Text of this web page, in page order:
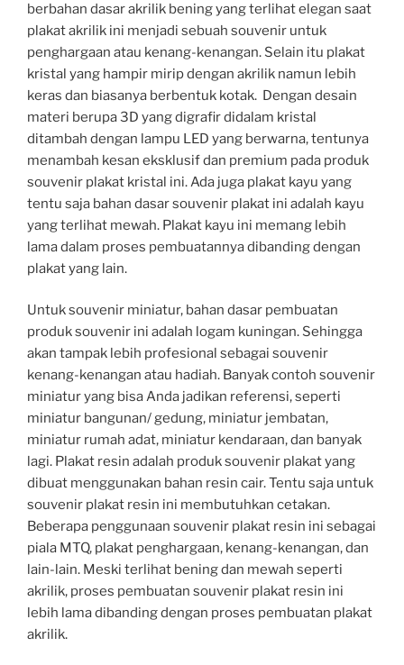
berbahan dasar akrilik bening yang terlihat elegan saat
plakat akrilik ini menjadi sebuah souvenir untuk
penghargaan atau kenang-kenangan. Selain itu plakat
kristal yang hampir mirip dengan akrilik namun lebih
keras dan biasanya berbentuk kotak. Dengan desain
materi berupa 3D yang digrafir didalam kristal
ditambah dengan lampu LED yang berwarna, tentunya
menambah kesan eksklusif dan premium pada produk
souvenir plakat kristal ini. Ada juga plakat kayu yang
tentu saja bahan dasar souvenir plakat ini adalah kayu
yang terlihat mewah. Plakat kayu ini memang lebih
lama dalam proses pembuatannya dibanding dengan
plakat yang lain.
Untuk souvenir miniatur, bahan dasar pembuatan
produk souvenir ini adalah logam kuningan. Sehingga
akan tampak lebih profesional sebagai souvenir
kenang-kenangan atau hadiah. Banyak contoh souvenir
miniatur yang bisa Anda jadikan referensi, seperti
miniatur bangunan/ gedung, miniatur jembatan,
miniatur rumah adat, miniatur kendaraan, dan banyak
lagi. Plakat resin adalah produk souvenir plakat yang
dibuat menggunakan bahan resin cair. Tentu saja untuk
souvenir plakat resin ini membutuhkan cetakan.
Beberapa penggunaan souvenir plakat resin ini sebagai
piala MTQ, plakat penghargaan, kenang-kenangan, dan
lain-lain. Meski terlihat bening dan mewah seperti
akrilik, proses pembuatan souvenir plakat resin ini
lebih lama dibanding dengan proses pembuatan plakat
akrilik.